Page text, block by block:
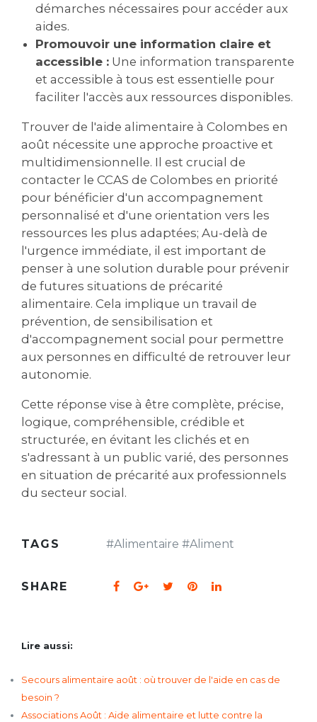
démarches nécessaires pour accéder aux
aides.
Promouvoir une information claire et
accessible : Une information transparente
et accessible à tous est essentielle pour
faciliter l'accès aux ressources disponibles.
Trouver de l'aide alimentaire à Colombes en
août nécessite une approche proactive et
multidimensionnelle. Il est crucial de
contacter le CCAS de Colombes en priorité
pour bénéficier d'un accompagnement
personnalisé et d'une orientation vers les
ressources les plus adaptées; Au-delà de
l'urgence immédiate, il est important de
penser à une solution durable pour prévenir
de futures situations de précarité
alimentaire. Cela implique un travail de
prévention, de sensibilisation et
d'accompagnement social pour permettre
aux personnes en difficulté de retrouver leur
autonomie.
Cette réponse vise à être complète, précise,
logique, compréhensible, crédible et
structurée, en évitant les clichés et en
s'adressant à un public varié, des personnes
en situation de précarité aux professionnels
du secteur social.
TAGS #Alimentaire #Aliment
SHARE
Lire aussi:
Secours alimentaire août : où trouver de l'aide en cas de
besoin ?
Associations Août : Aide alimentaire et lutte contre la